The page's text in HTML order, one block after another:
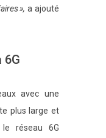
», a ajouté
6G
avec une
plus large et
réseau 6G